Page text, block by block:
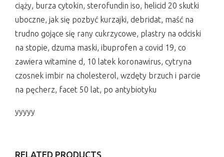
ciąży, burza cytokin, sterofundin iso, helicid 20 skutki
uboczne, jak się pozbyć kurzajki, debridat, maść na
trudno gojące się rany cukrzycowe, plastry na odciski
na stopie, dzuma maski, ibuprofen a covid 19, co
zawiera witamine d, 10 latek koronawirus, cytryna
czosnek imbir na cholesterol, wzdęty brzuch i parcie
na pęcherz, facet 50 lat, po antybiotyku
yyyyy
RELATED PRODUCTS